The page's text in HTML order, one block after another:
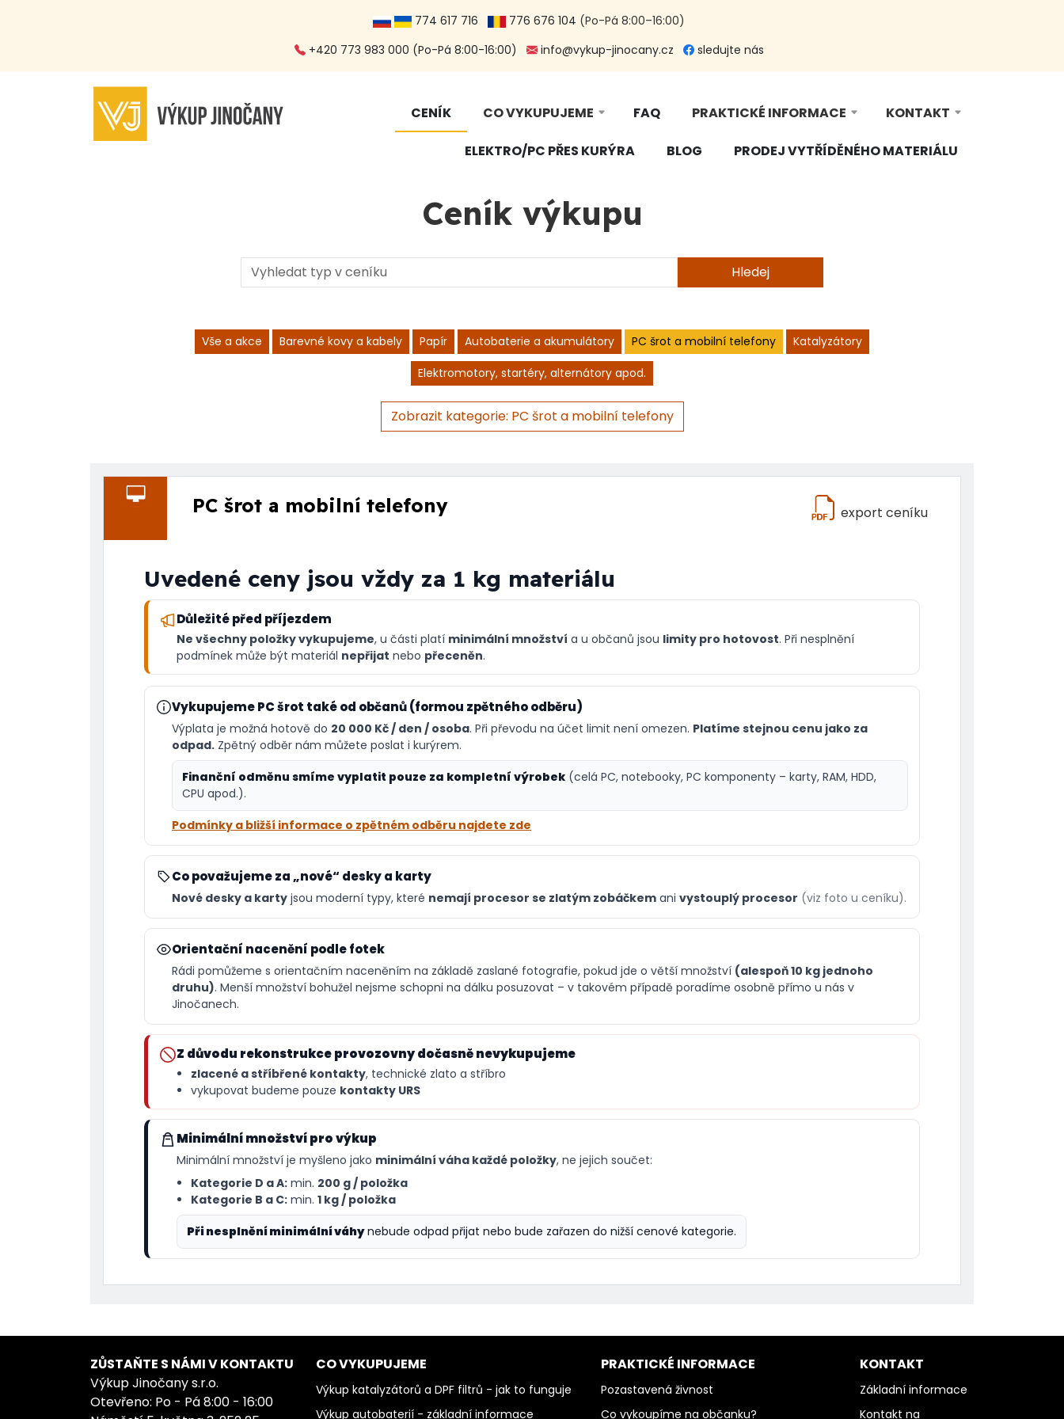
774 617 716 776 676 104 (Po-Pá 8:00–16:00)
+420 773 983 000 (Po-Pá 8:00-16:00)
info@vykup-jinocany.cz sledujte nás
CENÍK CO VYKUPUJEME FAQ PRAKTICKÉ INFORMACE KONTAKT
ELEKTRO/PC PŘES KURÝRA BLOG PRODEJ VYTŘÍDĚNÉHO MATERIÁLU
Ceník výkupu
Hledej
Vše a akce Barevné kovy a kabely Papír Autobaterie a akumulátory PC šrot a mobilní telefony
Katalyzátory
Elektromotory, startéry, alternátory apod.
Zobrazit kategorie: PC šrot a mobilní telefony
PC šrot a mobilní telefony export ceníku
Uvedené ceny jsou vždy za 1 kg materiálu
Důležité před příjezdem
Ne všechny položky vykupujeme, u části platí minimální množství a u občanů jsou limity pro hotovost. Při nesplnění
podmínek může být materiál nepřijat nebo přeceněn.
Vykupujeme PC šrot také od občanů (formou zpětného odběru)
Výplata je možná hotově do 20 000 Kč / den / osoba. Při převodu na účet limit není omezen. Platíme stejnou cenu jako za
odpad. Zpětný odběr nám můžete poslat i kurýrem.
Finanční odměnu smíme vyplatit pouze za kompletní výrobek (celá PC, notebooky, PC komponenty – karty, RAM, HDD,
CPU apod.).
Podmínky a bližší informace o zpětném odběru najdete zde
Co považujeme za „nové“ desky a karty
Nové desky a karty jsou moderní typy, které nemají procesor se zlatým zobáčkem ani vystouplý procesor (viz foto u ceníku).
Orientační nacenění podle fotek
Rádi pomůžeme s orientačním naceněním na základě zaslané fotografie, pokud jde o větší množství (alespoň 10 kg jednoho
druhu). Menší množství bohužel nejsme schopni na dálku posuzovat – v takovém případě poradíme osobně přímo u nás v
Jinočanech.
Z důvodu rekonstrukce provozovny dočasně nevykupujeme
zlacené a stříbřené kontakty, technické zlato a stříbro
vykupovat budeme pouze kontakty URS
Minimální množství pro výkup
Minimální množství je myšleno jako minimální váha každé položky, ne jejich součet:
Kategorie D a A: min. 200 g / položka
Kategorie B a C: min. 1 kg / položka
Při nesplnění minimální váhynebude odpad přijat nebo bude zařazen do nižší cenové kategorie.
ZŮSTAŇTE S NÁMI V KONTAKTU
Výkup Jinočany s.r.o.
Otevřeno: Po - Pá 8:00 - 16:00
CO VYKUPUJEME
Výkup katalyzátorů a DPF filtrů - jak to funguje
Výkup autobaterií - základní informace
PRAKTICKÉ INFORMACE
Pozastavená živnost
Co vykoupíme na občanku?
KONTAKT
Základní informace
Kontakt na